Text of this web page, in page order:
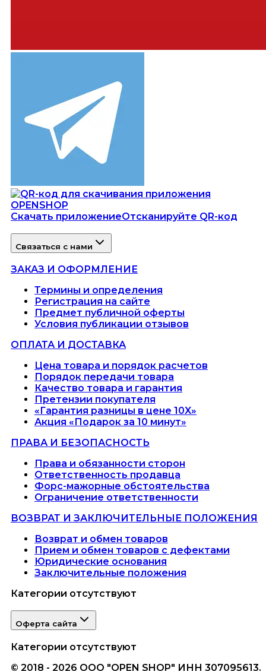
Скачать приложениеОтсканируйте QR-код
Связаться с нами
ЗАКАЗ И ОФОРМЛЕНИЕ
Термины и определения
Регистрация на сайте
Предмет публичной оферты
Условия публикации отзывов
ОПЛАТА И ДОСТАВКА
Цена товара и порядок расчетов
Порядок передачи товара
Качество товара и гарантия
Претензии покупателя
«Гарантия разницы в цене 10X»
Акция «Подарок за 10 минут»
ПРАВА И БЕЗОПАСНОСТЬ
Права и обязанности сторон
Ответственность продавца
Форс-мажорные обстоятельства
Ограничение ответственности
ВОЗВРАТ И ЗАКЛЮЧИТЕЛЬНЫЕ ПОЛОЖЕНИЯ
Возврат и обмен товаров
Прием и обмен товаров с дефектами
Юридические основания
Заключительные положения
Категории отсутствуют
Оферта сайта
Категории отсутствуют
© 2018 - 2026 ООО "OPEN SHOP" ИНН 307095613.